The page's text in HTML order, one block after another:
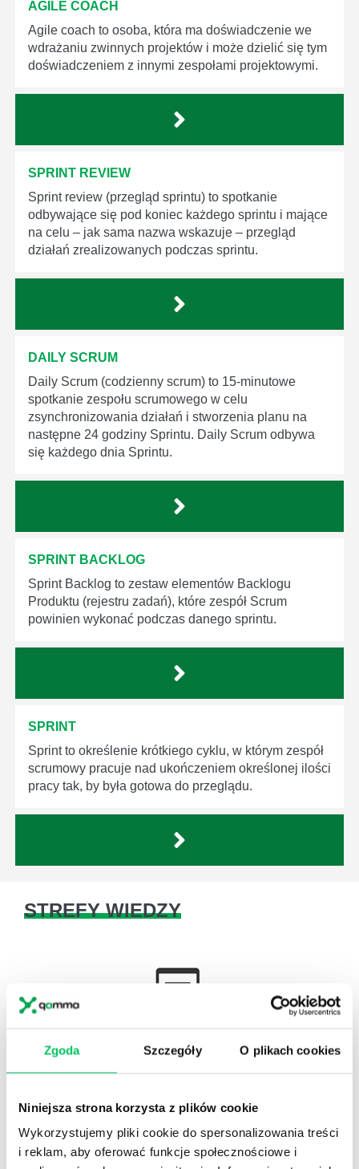
Zgoda Szczegóły O plikach cookies
Niniejsza strona korzysta z plików cookie
Wykorzystujemy pliki cookie do spersonalizowania treści
i reklam, aby oferować funkcje społecznościowe i
AGILE COACH
Agile coach to osoba, która ma doświadczenie we
wdrażaniu zwinnych projektów i może dzielić się tym
doświadczeniem z innymi zespołami projektowymi.
SPRINT REVIEW
Sprint review (przegląd sprintu) to spotkanie
odbywające się pod koniec każdego sprintu i mające
na celu – jak sama nazwa wskazuje – przegląd
działań zrealizowanych podczas sprintu.
DAILY SCRUM
Daily Scrum (codzienny scrum) to 15-minutowe
spotkanie zespołu scrumowego w celu
zsynchronizowania działań i stworzenia planu na
następne 24 godziny Sprintu. Daily Scrum odbywa
się każdego dnia Sprintu.
SPRINT BACKLOG
Sprint Backlog to zestaw elementów Backlogu
Produktu (rejestru zadań), które zespół Scrum
powinien wykonać podczas danego sprintu.
SPRINT
Sprint to określenie krótkiego cyklu, w którym zespół
scrumowy pracuje nad ukończeniem określonej ilości
pracy tak, by była gotowa do przeglądu.
STREFY WIEDZY
WikiGamma Delegowanie ,HR
Autorskie raporty, wartościowy know-how, pigułki